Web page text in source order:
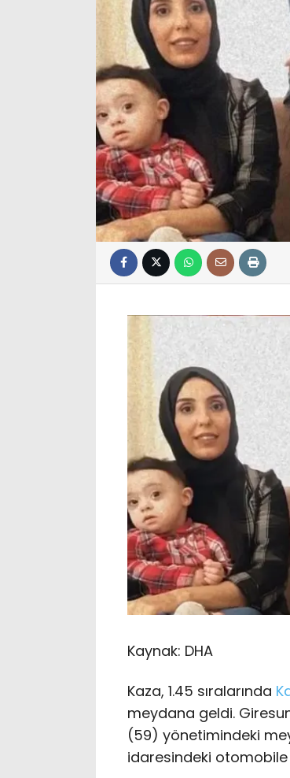
Kaynak: DHA
Kaza, 1.45 sıralarında
meydana geldi.
(59) yönetimindeki
idaresindeki